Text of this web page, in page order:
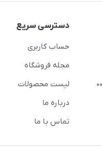
دسترسی سریع
حساب کاربری
مجله فروشگاه
لیست محصولات
درباره ما
تماس با ما